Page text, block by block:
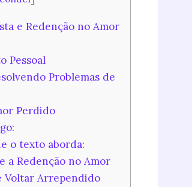
e Redenção no Amor
Pessoal
Problemas de
Perdido
o texto aborda:
a Redenção no Amor
Voltar Arrependido